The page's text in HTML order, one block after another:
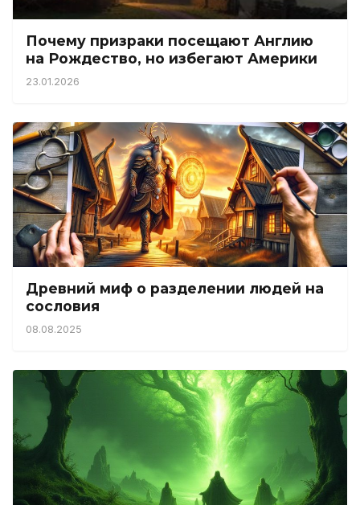
Почему призраки посещают Англию
на Рождество, но избегают Америки
23.01.2026
Древний миф о разделении людей на
сословия
08.08.2025